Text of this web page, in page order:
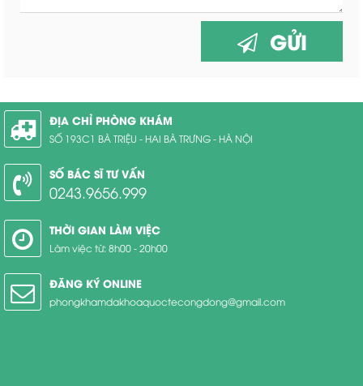
GỬI
ĐỊA CHỈ PHÒNG KHÁM
SỐ 193C1 BÀ TRIỆU - HAI BÀ TRƯNG - HÀ NỘI
SỐ BÁC SĨ TƯ VẤN
0243.9656.999
THỜI GIAN LÀM VIỆC
Làm việc từ: 8h00 - 20h00
ĐĂNG KÝ ONLINE
phongkhamdakhoaquoctecongdong@gmail.com